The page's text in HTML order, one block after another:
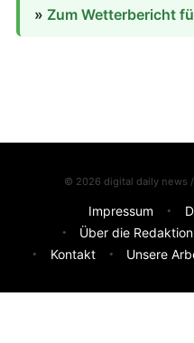
» Zum Wetterbericht
© 2026 digital daily news
Impressum
Über die Redaktion
Kontakt
Unsere